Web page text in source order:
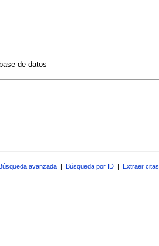
de datos
avanzada | Búsqueda por ID | Extraer citas